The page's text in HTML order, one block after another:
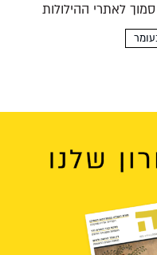
סמוך לאתרי ההילולות
השפעות תורכיות,